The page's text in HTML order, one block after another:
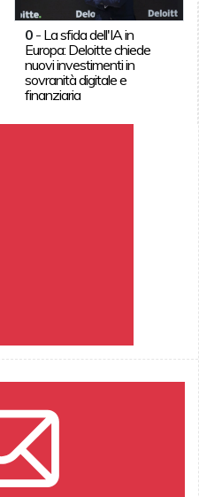
0 - La sfida dell'IA in
Europa: Deloitte chiede
nuovi investimenti in
sovranità digitale e
finanziaria